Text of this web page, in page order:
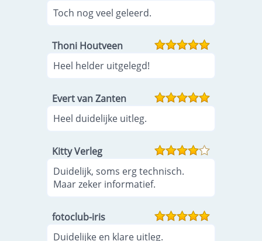
Toch nog veel geleerd.
Thoni Houtveen
Heel helder uitgelegd!
Evert van Zanten
Heel duidelijke uitleg.
Kitty Verleg
Duidelijk, soms erg technisch.
Maar zeker informatief.
fotoclub-iris
Duidelijke en klare uitleg.